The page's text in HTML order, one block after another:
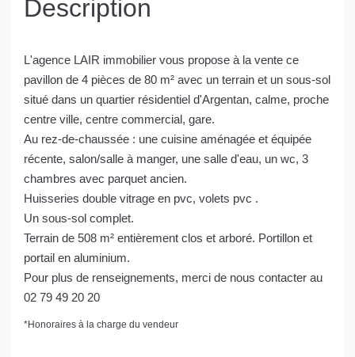
Description
L'agence LAIR immobilier vous propose à la vente ce
pavillon de 4 pièces de 80 m² avec un terrain et un sous-sol
situé dans un quartier résidentiel d'Argentan, calme, proche
centre ville, centre commercial, gare.
Au rez-de-chaussée : une cuisine aménagée et équipée
récente, salon/salle à manger, une salle d'eau, un wc, 3
chambres avec parquet ancien.
Huisseries double vitrage en pvc, volets pvc .
Un sous-sol complet.
Terrain de 508 m² entièrement clos et arboré. Portillon et
portail en aluminium.
Pour plus de renseignements, merci de nous contacter au
02 79 49 20 20
*Honoraires à la charge du vendeur